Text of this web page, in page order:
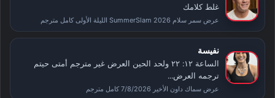
غلط كلامك
عرض سمر سلام SummerSlam 2026 الليلة الأولى كامل مترجم
نفيسة
الساعة ١٢: ٢٢ ولحد الحين العرض غير مترجم أمتى حيتم
ترجمه العرض...
عرض سماك داون الأخير 7/8/2026 كامل مترجم